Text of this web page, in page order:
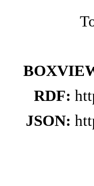
RDF:
JSON: